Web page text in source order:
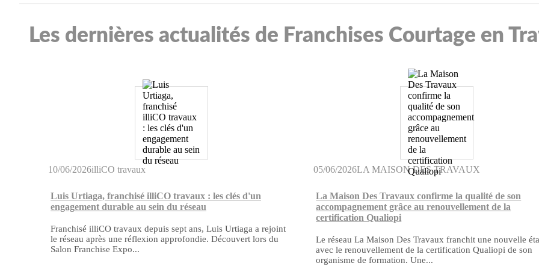
Les dernières actualités de Franchises Courtage en
10/06/2026illiCO travaux
Luis Urtiaga, franchisé illiCO travaux : les clés d'un
engagement durable au sein du réseau
Franchisé illiCO travaux depuis sept ans, Luis Urtiaga a rejoint
le réseau après une réflexion approfondie. Découvert lors du
Salon Franchise Expo...
05/06/2026LA MAISON DES TRAVAUX
La Maison Des Travaux confirme la qualité de son
accompagnement grâce au renouvellement de la
certification Qualiopi
Le réseau La Maison Des Travaux franchit une nouvelle
avec le renouvellement de la certification Qualiopi de son
organisme de formation. Une...